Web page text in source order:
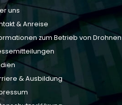
uns
& Anreise
zum Betrieb von Drohnen
& Ausbildung